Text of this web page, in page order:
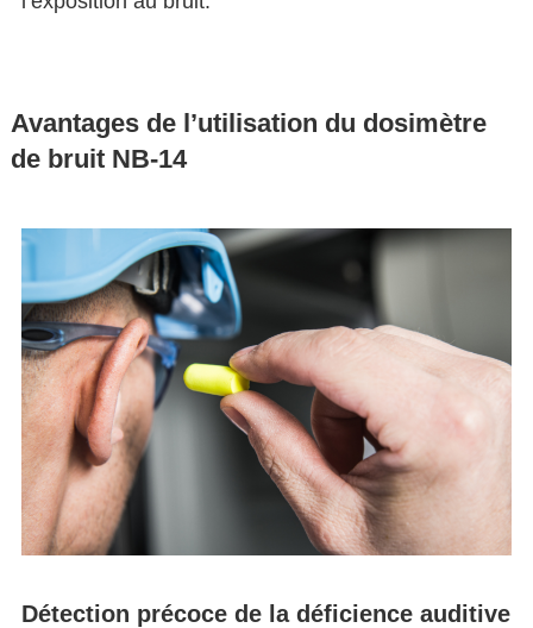
Avantages de l’utilisation du dosimètre
de bruit NB-14
Détection précoce de la déficience auditive